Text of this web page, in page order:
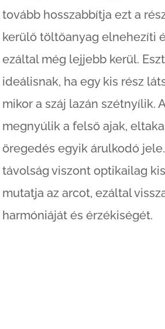
tovább hosszabbítja ezt a
kerülő töltőanyag elnehezíti
ezáltal még lejjebb kerül.
ideálisnak, ha egy kis rész
mikor a száj lazán szétnyílik.
megnyúlik a felső ajak,
öregedés egyik árulkodó
távolság viszont optikailag
mutatja az arcot, ezáltal
harmóniáját és érzékiségét.